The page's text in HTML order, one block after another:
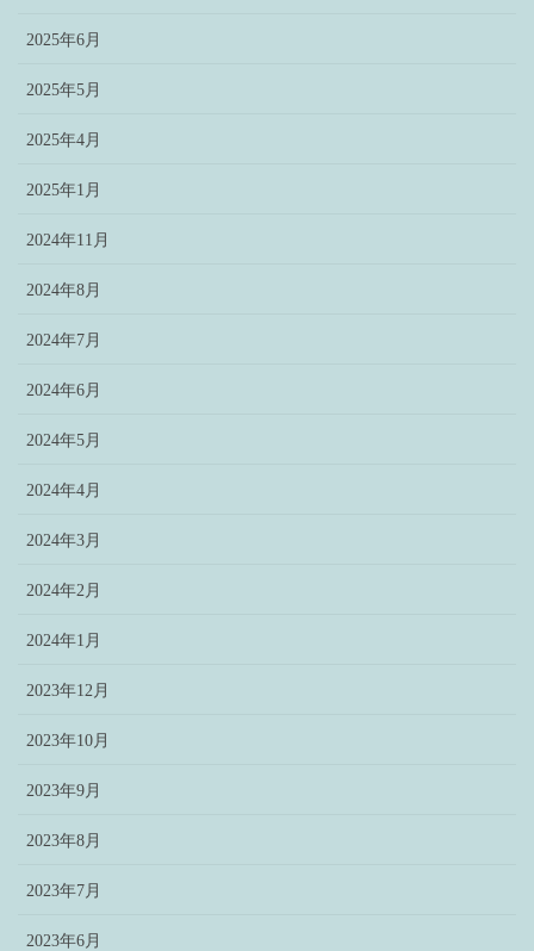
2025年6月
2025年5月
2025年4月
2025年1月
2024年11月
2024年8月
2024年7月
2024年6月
2024年5月
2024年4月
2024年3月
2024年2月
2024年1月
2023年12月
2023年10月
2023年9月
2023年8月
2023年7月
2023年6月